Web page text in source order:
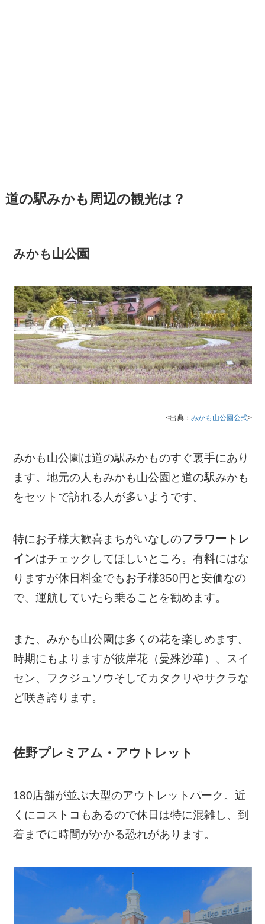
道の駅みかも周辺の観光は？
みかも山公園
<出典： みかも山公園公式>
みかも山公園は道の駅みかものすぐ裏手にあり
ます。地元の人もみかも山公園と道の駅みかも
をセットで訪れる人が多いようです。
特にお子様大歓喜まちがいなしのフラワートレ
インはチェックしてほしいところ。有料にはな
りますが休日料金でもお子様350円と安価なの
で、運航していたら乗ることを勧めます。
また、みかも山公園は多くの花を楽しめます。
時期にもよりますが彼岸花（曼殊沙華）、スイ
セン、フクジュソウそしてカタクリやサクラな
ど咲き誇ります。
佐野プレミアム・アウトレット
180店舗が並ぶ大型のアウトレットパーク。近
くにコストコもあるので休日は特に混雑し、到
着までに時間がかかる恐れがあります。